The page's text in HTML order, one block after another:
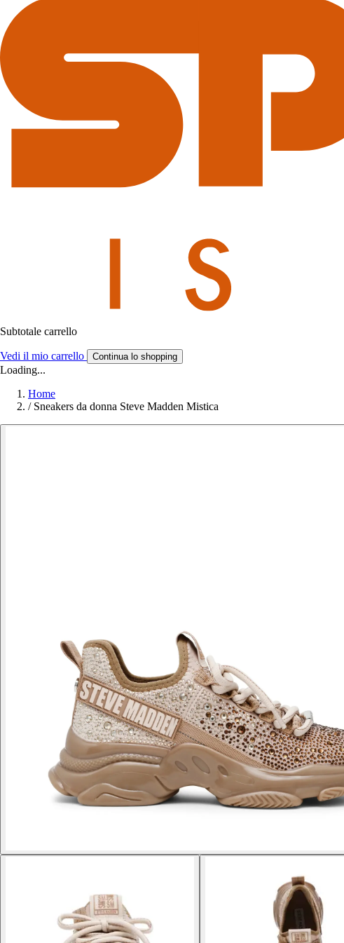
Subtotale carrello
Vedi il mio carrello Continua lo shopping
Loading...
Home
/ Sneakers da donna Steve Madden Mistica